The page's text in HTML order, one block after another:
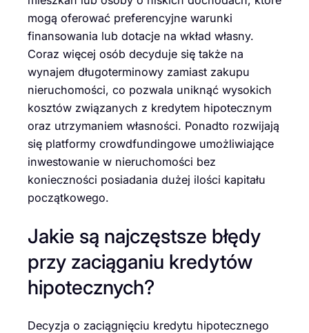
mogą oferować preferencyjne warunki
finansowania lub dotacje na wkład własny.
Coraz więcej osób decyduje się także na
wynajem długoterminowy zamiast zakupu
nieruchomości, co pozwala uniknąć wysokich
kosztów związanych z kredytem hipotecznym
oraz utrzymaniem własności. Ponadto rozwijają
się platformy crowdfundingowe umożliwiające
inwestowanie w nieruchomości bez
konieczności posiadania dużej ilości kapitału
początkowego.
Jakie są najczęstsze błędy
przy zaciąganiu kredytów
hipotecznych?
Decyzja o zaciągnięciu kredytu hipotecznego